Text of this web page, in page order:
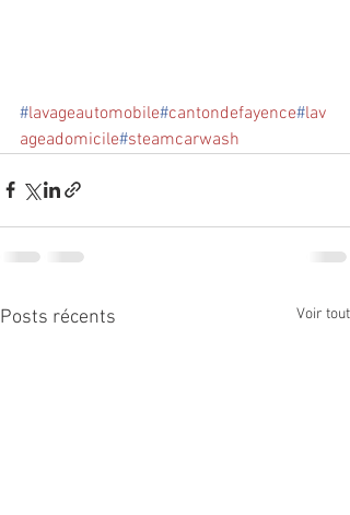
#lavageautomobile#cantondefayence#lav
ageadomicile#steamcarwash
Posts récents Voir tout